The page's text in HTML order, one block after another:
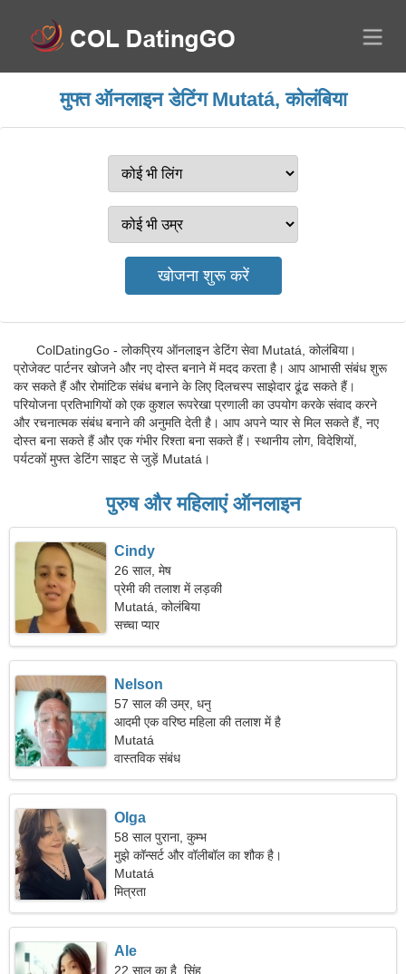
मुफ्त ऑनलाइन डेटिंग Mutatá, कोलंबिया
ColDatingGo - लोकप्रिय ऑनलाइन डेटिंग सेवा Mutatá, कोलंबिया।
प्रोजेक्ट पार्टनर खोजने और नए दोस्त बनाने में मदद करता है। आप आभासी संबंध शुरू
कर सकते हैं और रोमांटिक संबंध बनाने के लिए दिलचस्प साझेदार ढूंढ सकते हैं।
परियोजना प्रतिभागियों को एक कुशल रूपरेखा प्रणाली का उपयोग करके संवाद करने
और रचनात्मक संबंध बनाने की अनुमति देती है। आप अपने प्यार से मिल सकते हैं, नए
दोस्त बना सकते हैं और एक गंभीर रिश्ता बना सकते हैं। स्थानीय लोग, विदेशियों,
पर्यटकों मुफ्त डेटिंग साइट से जुड़ें Mutatá।
पुरुष और महिलाएं ऑनलाइन
Cindy
26 साल, मेष
प्रेमी की तलाश में लड़की
Mutatá, कोलंबिया
सच्चा प्यार
Nelson
57 साल की उम्र, धनु
आदमी एक वरिष्ठ महिला की तलाश में है
Mutatá
वास्तविक संबंध
Olga
58 साल पुराना, कुम्भ
मुझे कॉन्सर्ट और वॉलीबॉल का शौक है।
Mutatá
मित्रता
Ale
22 साल का है, सिंह